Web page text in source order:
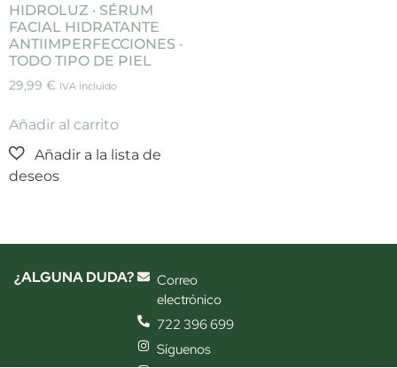
HIDROLUZ · SÉRUM
FACIAL HIDRATANTE
ANTIIMPERFECCIONES ·
TODO TIPO DE PIEL
29,99 € IVA incluido
Añadir al carrito
¿ALGUNA DUDA?
Correo
electrónico
722 396 699
Síguenos